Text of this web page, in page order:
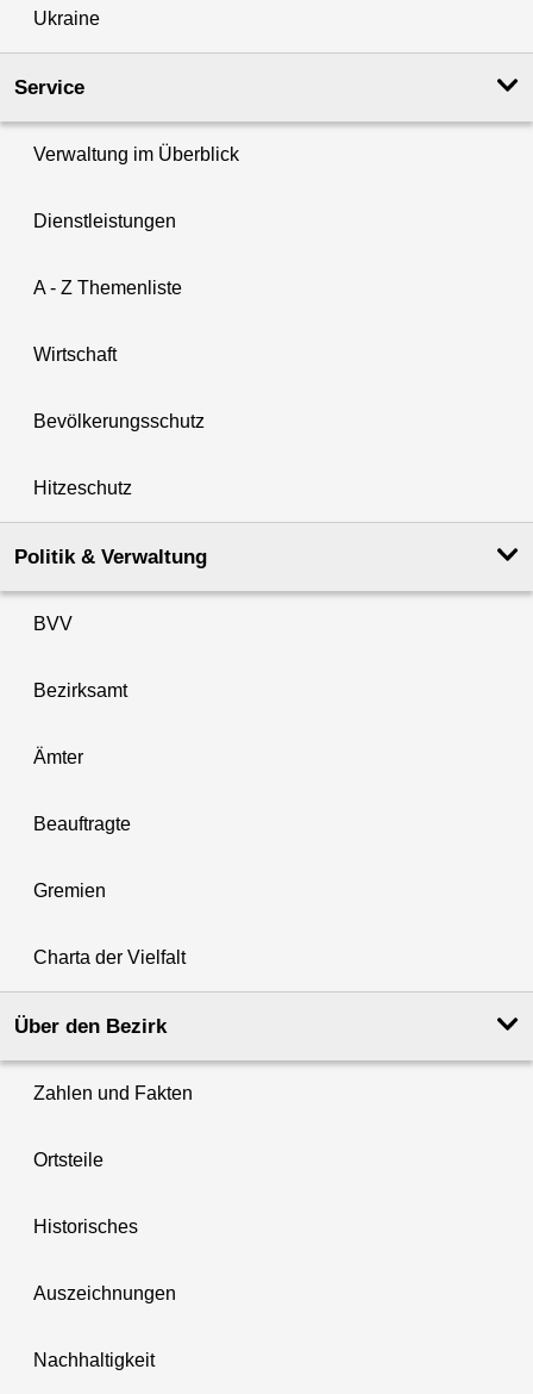
Ukraine
Service
Verwaltung im Überblick
Dienstleistungen
A - Z Themenliste
Wirtschaft
Bevölkerungsschutz
Hitzeschutz
Politik & Verwaltung
BVV
Bezirksamt
Ämter
Beauftragte
Gremien
Charta der Vielfalt
Über den Bezirk
Zahlen und Fakten
Ortsteile
Historisches
Auszeichnungen
Nachhaltigkeit